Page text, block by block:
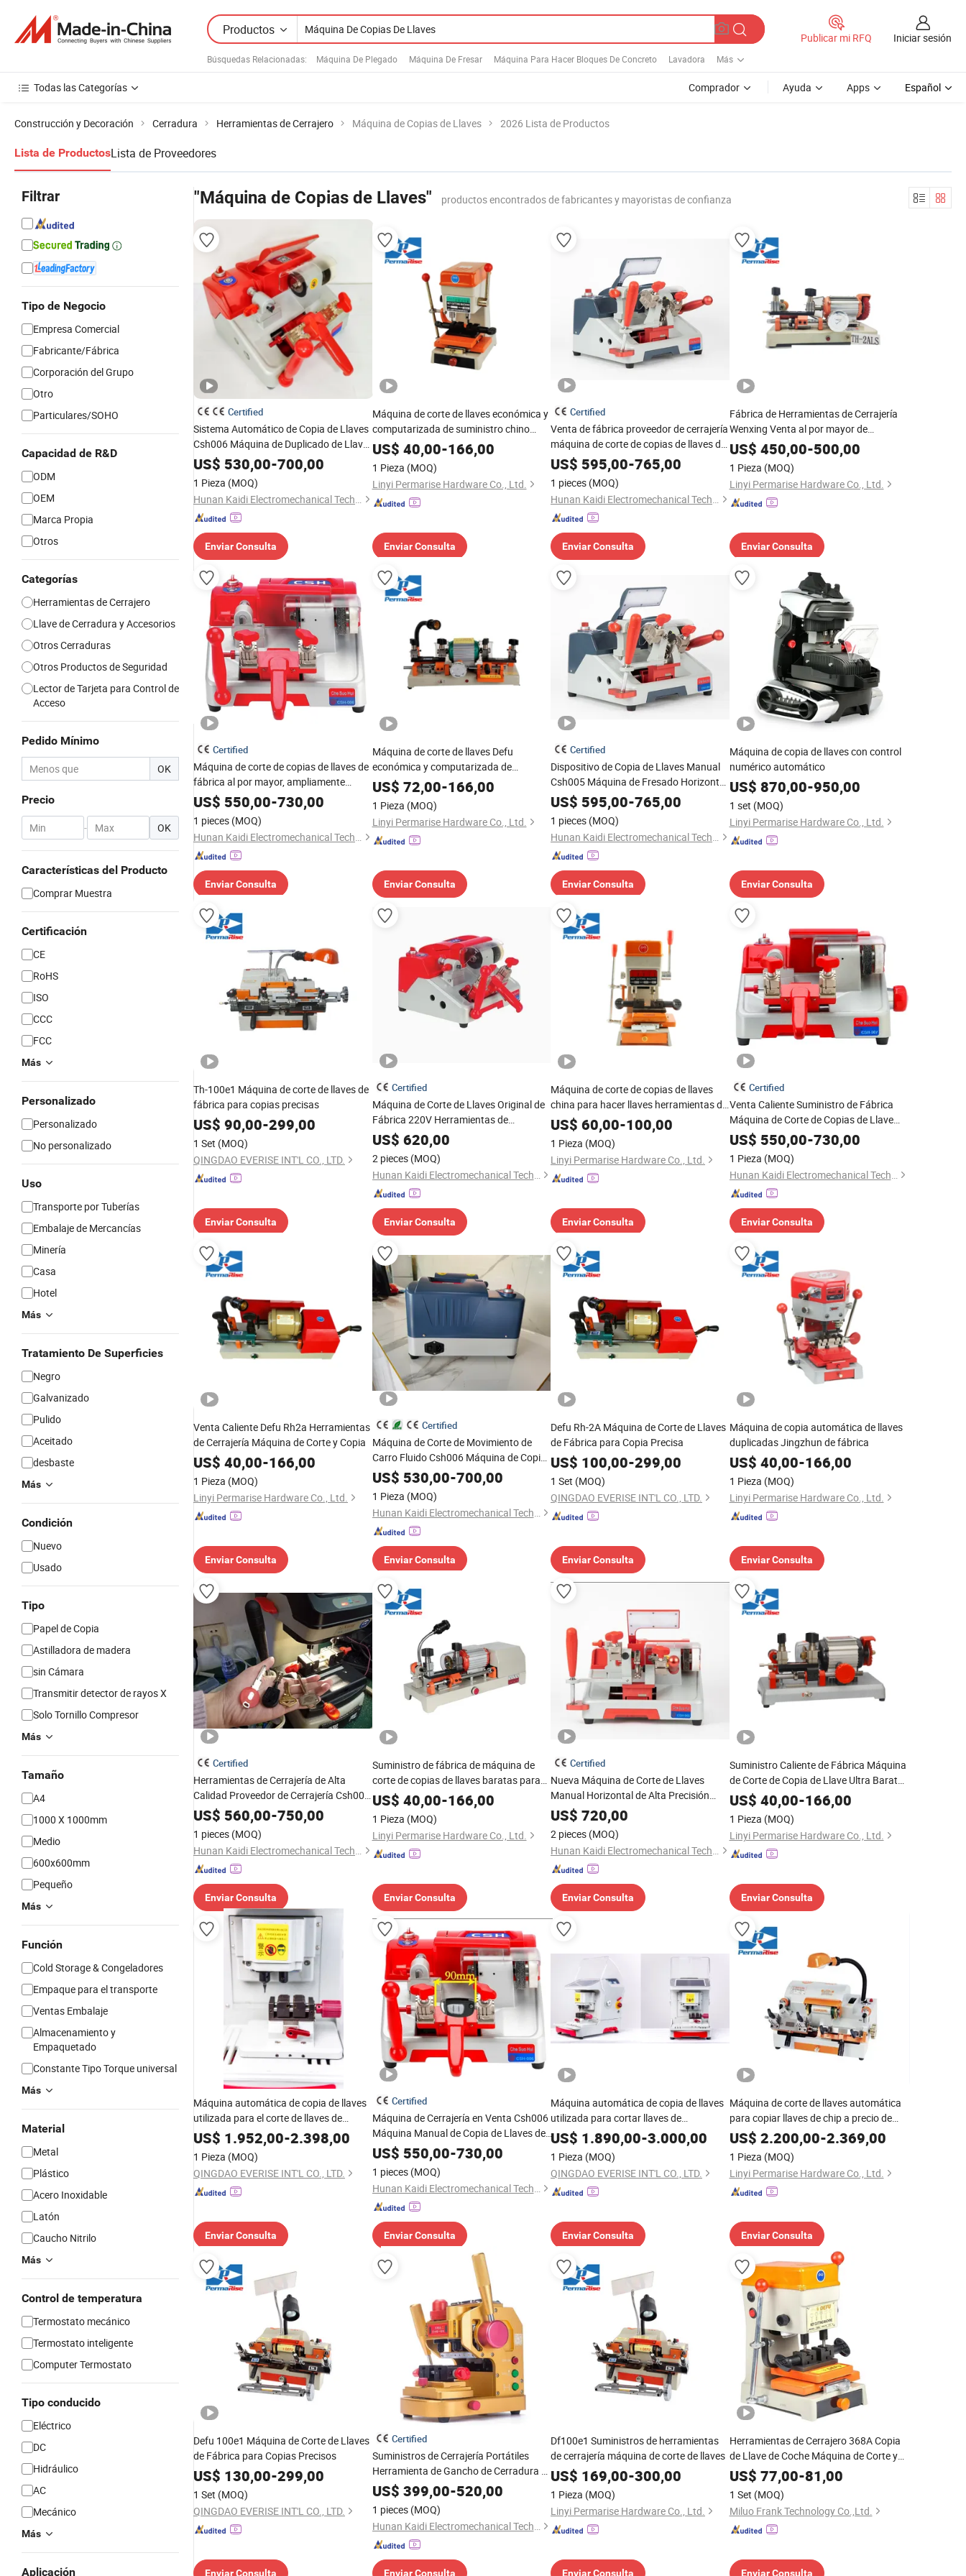
Productos
Búsquedas Relacionadas: Máquina De Plegado Máquina De Fresar Máquina Para Hacer Bloques De Concreto Lavadora Más
Publicar mi RFQ Iniciar sesión
Todas las Categorías Comprador Ayuda Apps Español
Construcción y Decoración Cerradura Herramientas de Cerrajero Máquina de Copias de Llaves 2026 Lista de Productos
Lista de ProductosLista de Proveedores
Filtrar
Tipo de Negocio
Empresa Comercial
Fabricante/Fábrica
Corporación del Grupo
Otro
Particulares/SOHO
Capacidad de R&D
ODM
OEM
Marca Propia
Otros
Categorías
Herramientas de Cerrajero
Llave de Cerradura y Accesorios
Otros Cerraduras
Otros Productos de Seguridad
Lector de Tarjeta para Control de
Acceso
Pedido Mínimo
OK
Precio
- OK
Características del Producto
Comprar Muestra
Certificación
CE
RoHS
ISO
CCC
FCC
Más
Personalizado
Personalizado
No personalizado
Uso
Transporte por Tuberías
Embalaje de Mercancías
Minería
Casa
Hotel
Más
Tratamiento De Superficies
Negro
Galvanizado
Pulido
Aceitado
desbaste
Más
Condición
Nuevo
Usado
Tipo
Papel de Copia
Astilladora de madera
sin Cámara
Transmitir detector de rayos X
Solo Tornillo Compresor
Más
Tamaño
A4
1000 X 1000mm
Medio
600x600mm
Pequeño
Más
Función
Cold Storage & Congeladores
Empaque para el transporte
Ventas Embalaje
Almacenamiento y
Empaquetado
Constante Tipo Torque universal
Más
Material
Metal
Plástico
Acero Inoxidable
Latón
Caucho Nitrilo
Más
Control de temperatura
Termostato mecánico
Termostato inteligente
Computer Termostato
Tipo conducido
Eléctrico
DC
Hidráulico
AC
Mecánico
Más
Aplicación
"Máquina de Copias de Llaves" productos encontrados de fabricantes y mayoristas de confianza
Certified
Sistema Automático de Copia de Llaves
Csh006 Máquina de Duplicado de Llaves
por Fresado Lateral
US$ 530,00-700,00
1 Pieza (MOQ)
Hunan Kaidi Electromechanical Technology Co., Ltd.
Enviar Consulta
Máquina de corte de llaves económica y
computarizada de suministro chino
Defu368A
US$ 40,00-166,00
1 Pieza (MOQ)
Linyi Permarise Hardware Co., Ltd.
Enviar Consulta
Certified
Venta de fábrica proveedor de cerrajería
máquina de corte de copias de llaves de
alta calidad
US$ 595,00-765,00
1 pieces (MOQ)
Hunan Kaidi Electromechanical Technology Co., Ltd.
Enviar Consulta
Fábrica de Herramientas de Cerrajería
Wenxing Venta al por mayor de
Máquinas de Corte y Copia de Llaves
US$ 450,00-500,00
1 Pieza (MOQ)
Linyi Permarise Hardware Co., Ltd.
Enviar Consulta
Certified
Máquina de corte de copias de llaves de
fábrica al por mayor, ampliamente
utilizada para llaves de automóviles y
casas
US$ 550,00-730,00
1 pieces (MOQ)
Hunan Kaidi Electromechanical Technology Co., Ltd.
Enviar Consulta
Máquina de corte de llaves Defu
económica y computarizada de
suministro de fábrica
US$ 72,00-166,00
1 Pieza (MOQ)
Linyi Permarise Hardware Co., Ltd.
Enviar Consulta
Certified
Dispositivo de Copia de Llaves Manual
Csh005 Máquina de Fresado Horizontal
de Llaves
US$ 595,00-765,00
1 pieces (MOQ)
Hunan Kaidi Electromechanical Technology Co., Ltd.
Enviar Consulta
Máquina de copia de llaves con control
numérico automático
US$ 870,00-950,00
1 set (MOQ)
Linyi Permarise Hardware Co., Ltd.
Enviar Consulta
Th-100e1 Máquina de corte de llaves de
fábrica para copias precisas
US$ 90,00-299,00
1 Set (MOQ)
QINGDAO EVERISE INT'L CO., LTD.
Enviar Consulta
Certified
Máquina de Corte de Llaves Original de
Fábrica 220V Herramientas de
Cerrajería Máquina de Copia de Llaves
Horizontal
US$ 620,00
2 pieces (MOQ)
Hunan Kaidi Electromechanical Technology Co., Ltd.
Enviar Consulta
Máquina de corte de copias de llaves
china para hacer llaves herramientas de
cerrajería
US$ 60,00-100,00
1 Pieza (MOQ)
Linyi Permarise Hardware Co., Ltd.
Enviar Consulta
Certified
Venta Caliente Suministro de Fábrica
Máquina de Corte de Copias de Llave
Semiautomática Barata
US$ 550,00-730,00
1 Pieza (MOQ)
Hunan Kaidi Electromechanical Technology Co., Ltd.
Enviar Consulta
Venta Caliente Defu Rh2a Herramientas
de Cerrajería Máquina de Corte y Copia
US$ 40,00-166,00
1 Pieza (MOQ)
Linyi Permarise Hardware Co., Ltd.
Enviar Consulta
Certified
Máquina de Corte de Movimiento de
Carro Fluido Csh006 Máquina de Copia
de Llave
US$ 530,00-700,00
1 Pieza (MOQ)
Hunan Kaidi Electromechanical Technology Co., Ltd.
Enviar Consulta
Defu Rh-2A Máquina de Corte de Llaves
de Fábrica para Copia Precisa
US$ 100,00-299,00
1 Set (MOQ)
QINGDAO EVERISE INT'L CO., LTD.
Enviar Consulta
Máquina de copia automática de llaves
duplicadas Jingzhun de fábrica
US$ 40,00-166,00
1 Pieza (MOQ)
Linyi Permarise Hardware Co., Ltd.
Enviar Consulta
Certified
Herramientas de Cerrajería de Alta
Calidad Proveedor de Cerrajería Csh001
Máquina de Copia de Llaves
US$ 560,00-750,00
1 pieces (MOQ)
Hunan Kaidi Electromechanical Technology Co., Ltd.
Enviar Consulta
Suministro de fábrica de máquina de
corte de copias de llaves baratas para
llaves de coche en blanco
US$ 40,00-166,00
1 Pieza (MOQ)
Linyi Permarise Hardware Co., Ltd.
Enviar Consulta
Certified
Nueva Máquina de Corte de Llaves
Manual Horizontal de Alta Precisión
para Copiar y Duplicar Llaves
US$ 720,00
2 pieces (MOQ)
Hunan Kaidi Electromechanical Technology Co., Ltd.
Enviar Consulta
Suministro Caliente de Fábrica Máquina
de Corte de Copia de Llave Ultra Barata
Computerizada Jz 2ALS
US$ 40,00-166,00
1 Pieza (MOQ)
Linyi Permarise Hardware Co., Ltd.
Enviar Consulta
Máquina automática de copia de llaves
utilizada para el corte de llaves de
puertas/llaves de coches
US$ 1.952,00-2.398,00
1 Pieza (MOQ)
QINGDAO EVERISE INT'L CO., LTD.
Enviar Consulta
Certified
Máquina de Cerrajería en Venta Csh006
Máquina Manual de Copia de Llaves de
Precisión
US$ 550,00-730,00
1 pieces (MOQ)
Hunan Kaidi Electromechanical Technology Co., Ltd.
Enviar Consulta
Máquina automática de copia de llaves
utilizada para cortar llaves de
puertas/llaves de coches
US$ 1.890,00-3.000,00
1 Pieza (MOQ)
QINGDAO EVERISE INT'L CO., LTD.
Enviar Consulta
Máquina de corte de llaves automática
para copiar llaves de chip a precio de
fábrica
US$ 2.200,00-2.369,00
1 Pieza (MOQ)
Linyi Permarise Hardware Co., Ltd.
Enviar Consulta
Defu 100e1 Máquina de Corte de Llaves
de Fábrica para Copias Precisos
US$ 130,00-299,00
1 Set (MOQ)
QINGDAO EVERISE INT'L CO., LTD.
Enviar Consulta
Certified
Suministros de Cerrajería Portátiles
Herramienta de Gancho de Cerradura 2-
in-1 Máquina de Copia de Llaves
US$ 399,00-520,00
1 pieces (MOQ)
Hunan Kaidi Electromechanical Technology Co., Ltd.
Enviar Consulta
Df100e1 Suministros de herramientas
de cerrajería máquina de corte de llaves
US$ 169,00-300,00
1 Pieza (MOQ)
Linyi Permarise Hardware Co., Ltd.
Enviar Consulta
Herramientas de Cerrajero 368A Copia
de Llave de Coche Máquina de Corte y
Duplicado
US$ 77,00-81,00
1 Set (MOQ)
Miluo Frank Technology Co.,Ltd.
Enviar Consulta